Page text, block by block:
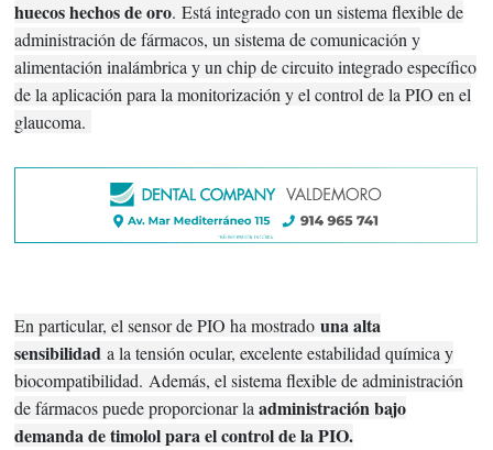
huecos hechos de oro.Está integrado con un sistema flexible de
administración de fármacos, un sistema de comunicación y
alimentación inalámbrica y un chip de circuito integrado específico
de la aplicación para la monitorización y el control de la PIO en el
glaucoma.
En particular, el sensor de PIO ha mostradouna alta
sensibilidad a la tensión ocular, excelente estabilidad química y
biocompatibilidad. Además, el sistema flexible de administración
de fármacos puede proporcionar laadministración bajo
demanda de timolol para el control de la PIO.